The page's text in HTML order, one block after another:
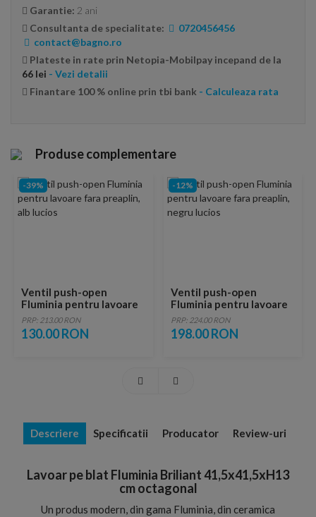
Garantie: 2 ani
Consultanta de specialitate:
0720456456
contact@bagno.ro
Plateste in rate prin Netopia-Mobilpay incepand de la
66 lei - Vezi detalii
Finantare 100 % online prin tbi bank - Calculeaza rata
Produse complementare
-39%
Ventil push-open
Fluminia pentru lavoare
fara preaplin, alb lucios
PRP: 213.00 RON
130.00 RON
-12%
Ventil push-open
Fluminia pentru lavoare
fara preaplin, negru
lucios
PRP: 224.00 RON
198.00 RON
Descriere Specificatii Producator Review-uri
Lavoar pe blat Fluminia Briliant 41,5x41,5xH13
cm octagonal
Un produs modern, din gama Fluminia, din ceramica